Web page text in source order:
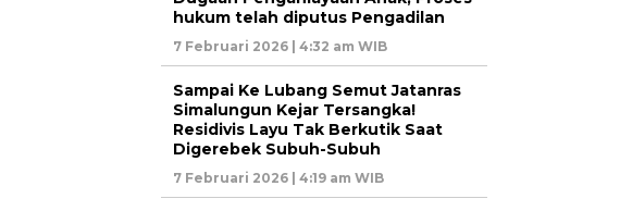
hukum telah diputus Pengadilan
7 Februari 2026 | 4:32 am WIB
Sampai Ke Lubang Semut Jatanras
Simalungun Kejar Tersangka!
Residivis Layu Tak Berkutik Saat
Digerebek Subuh-Subuh
7 Februari 2026 | 4:19 am WIB